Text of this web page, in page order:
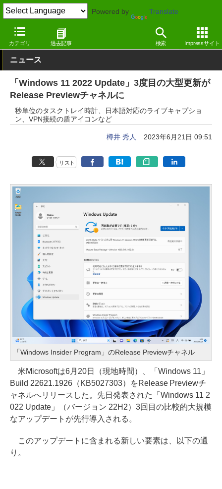
Powered by Translate
カテゴリ 過去記事 検索 Impressサイト
窓の杜 システム・ファイル Windows
ニュース
「Windows 11 2022 Update」3度目の大型更新が
Release Previewチャネルに
秒単位のタスクトレイ時計、日本語対応のライブキャプショ
ン、VPN接続の盾アイコンなど
樽井 秀人 2023年6月21日 09:51
リスト
「Windows Insider Program」のRelease Previewチャネル
米Microsoftは6月20日（現地時間）、「Windows 11」
Build 22621.1926（KB5027303）をRelease Previewチ
ャネルへリリースした。先日発表された「Windows 11 2
022 Update」（バージョン 22H2）3回目の比較的大規模
なアップデートが先行導入される。
このアップデートに含まれる新しい要素は、以下の通
り。